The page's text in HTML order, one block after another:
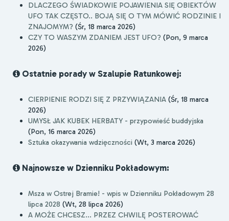
DLACZEGO ŚWIADKOWIE POJAWIENIA SIĘ OBIEKTÓW
UFO TAK CZĘSTO.. BOJĄ SIĘ O TYM MÓWIĆ RODZINIE I
ZNAJOMYM? (Śr, 18 marca 2026)
CZY TO WASZYM ZDANIEM JEST UFO? (Pon, 9 marca
2026)
Ostatnie porady w Szalupie Ratunkowej:
CIERPIENIE RODZI SIĘ Z PRZYWIĄZANIA (Śr, 18 marca
2026)
UMYSŁ JAK KUBEK HERBATY - przypowieść buddyjska
(Pon, 16 marca 2026)
Sztuka okazywania wdzięczności (Wt, 3 marca 2026)
Najnowsze w Dzienniku Pokładowym:
Msza w Ostrej Bramie! - wpis w Dzienniku Pokładowym 28
lipca 2028 (Wt, 28 lipca 2026)
A MOŻE CHCESZ... PRZEZ CHWILĘ POSTEROWAĆ